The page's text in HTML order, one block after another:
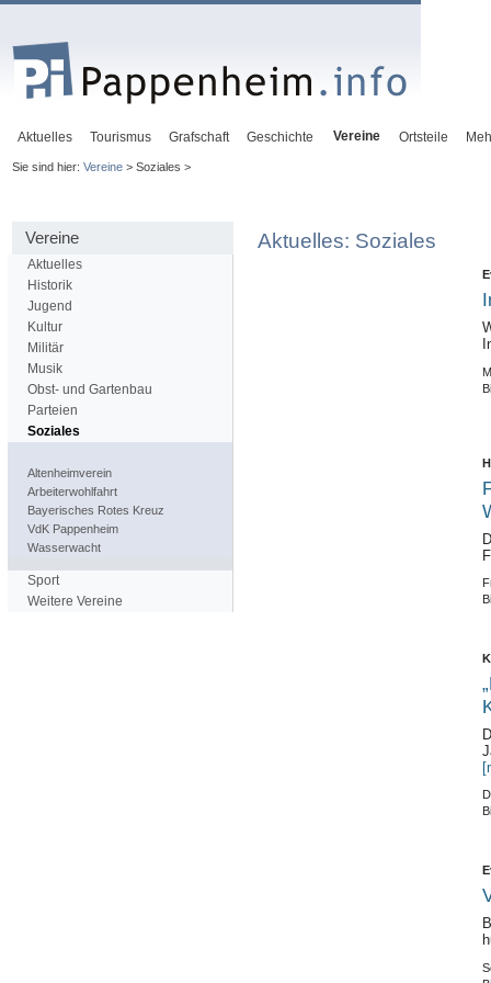
Aktuelles Tourismus Grafschaft Geschichte Vereine Ortsteile
Sie sind hier: Vereine> Soziales >
Vereine
Aktuelles
Historik
Jugend
Kultur
Militär
Musik
Obst- und Gartenbau
Parteien
Soziales
Altenheimverein
Arbeiterwohlfahrt
Bayerisches Rotes Kreuz
VdK Pappenheim
Wasserwacht
Sport
Weitere Vereine
Aktuelles: Soziales